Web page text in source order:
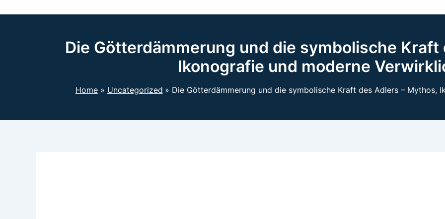
Die Götterdämmerung und die symbolische Kraft
Ikonografie und moderne
Home Uncategorized Die Götterdämmerung und die symbolische Kraft des Adlers – Mythos,